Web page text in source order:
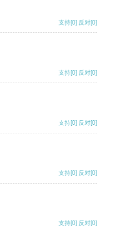
支持[0] 反对[0]
支持[0] 反对[0]
支持[0] 反对[0]
支持[0] 反对[0]
支持[0] 反对[0]